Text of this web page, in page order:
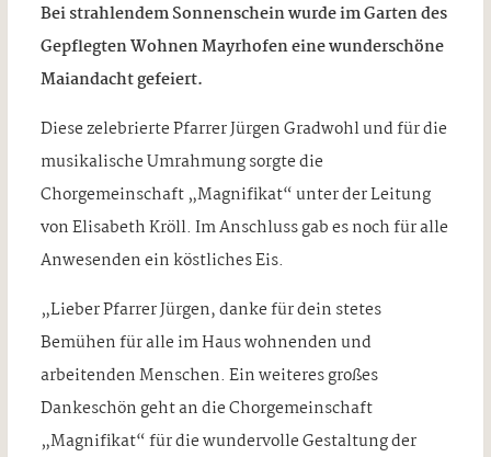
Bei strahlendem Sonnenschein wurde im Garten des
Gepflegten Wohnen Mayrhofen eine wunderschöne
Maiandacht gefeiert.
Diese zelebrierte Pfarrer Jürgen Gradwohl und für die
musikalische Umrahmung sorgte die
Chorgemeinschaft „Magnifikat“ unter der Leitung
von Elisabeth Kröll. Im Anschluss gab es noch für alle
Anwesenden ein köstliches Eis.
„Lieber Pfarrer Jürgen, danke für dein stetes
Bemühen für alle im Haus wohnenden und
arbeitenden Menschen. Ein weiteres großes
Dankeschön geht an die Chorgemeinschaft
„Magnifikat“ für die wundervolle Gestaltung der